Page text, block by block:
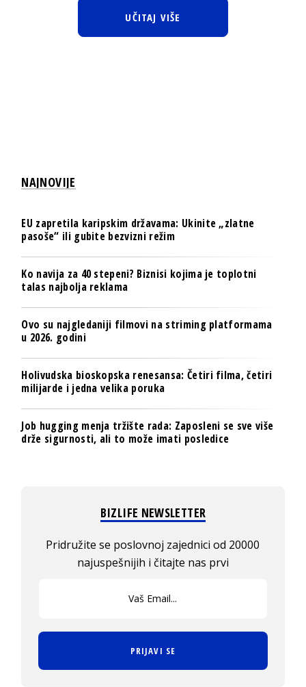
UČITAJ VIŠE
NAJNOVIJE
EU zapretila karipskim državama: Ukinite „zlatne
pasoše“ ili gubite bezvizni režim
Ko navija za 40 stepeni? Biznisi kojima je toplotni
talas najbolja reklama
Ovo su najgledaniji filmovi na striming platformama
u 2026. godini
Holivudska bioskopska renesansa: Četiri filma, četiri
milijarde i jedna velika poruka
Job hugging menja tržište rada: Zaposleni se sve više
drže sigurnosti, ali to može imati posledice
BIZLIFE NEWSLETTER
Pridružite se poslovnoj zajednici od 20000
najuspešnijih i čitajte nas prvi
PRIJAVI SE